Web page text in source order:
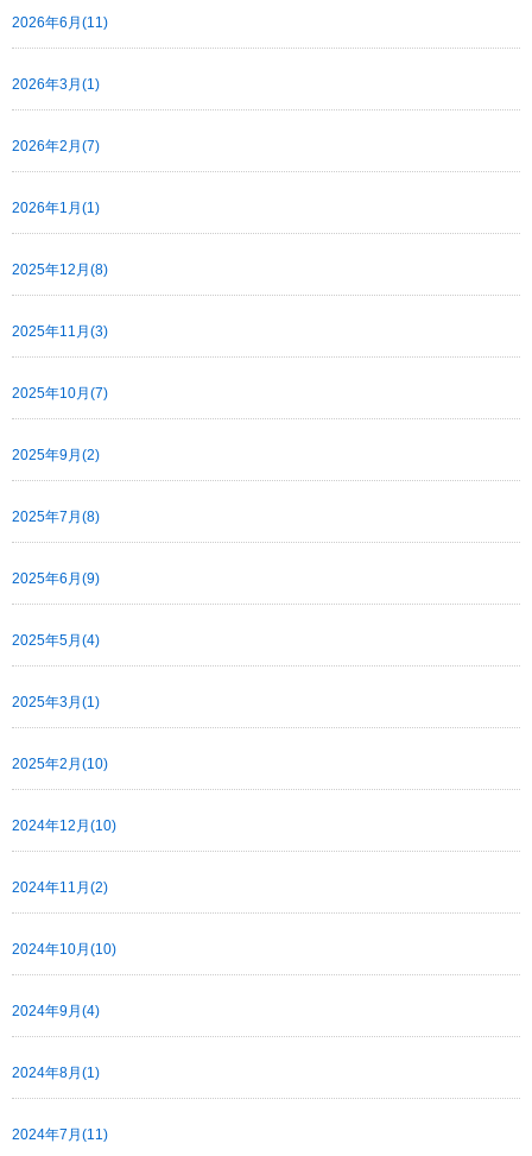
2026年6月(11)
2026年3月(1)
2026年2月(7)
2026年1月(1)
2025年12月(8)
2025年11月(3)
2025年10月(7)
2025年9月(2)
2025年7月(8)
2025年6月(9)
2025年5月(4)
2025年3月(1)
2025年2月(10)
2024年12月(10)
2024年11月(2)
2024年10月(10)
2024年9月(4)
2024年8月(1)
2024年7月(11)